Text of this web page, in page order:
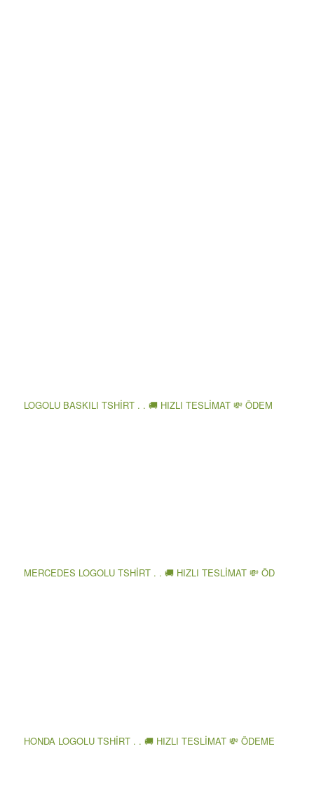
LOGOLU BASKILI TSHİRT . . 🚚 HIZLI TESLİMAT 💸 ÖDEM
MERCEDES LOGOLU TSHİRT . . 🚚 HIZLI TESLİMAT 💸 ÖD
HONDA LOGOLU TSHİRT . . 🚚 HIZLI TESLİMAT 💸 ÖDEME